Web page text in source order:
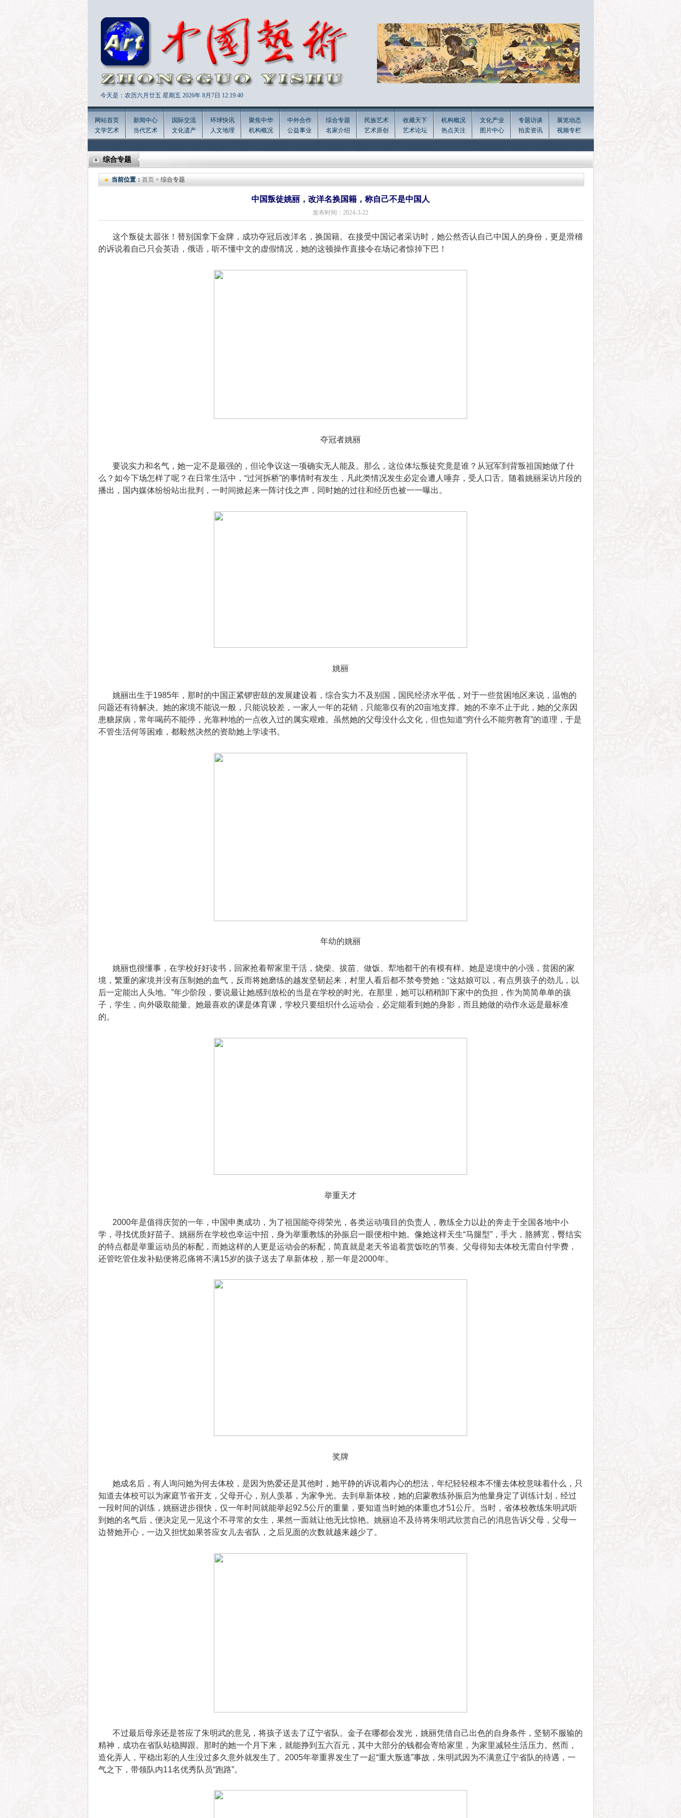
今天是：农历六月廿五 星期五 2026年 8月7日 12:19:42
网站首页
文学艺术
新闻中心
当代艺术
国际交流
文化遗产
环球快讯
人文地理
聚焦中华
机构概况
中外合作
公益事业
综合专题
名家介绍
民族艺术
艺术原创
收藏天下
艺术论坛
机构概况
热点关注
文化产业
图片中心
专题访谈
拍卖资讯
展览动态
视频专栏
综合专题
当前位置： 首页> 综合专题
中国叛徒姚丽，改洋名换国籍，称自己不是中国人
发布时间：2024-3-22
这个叛徒太嚣张！替别国拿下金牌，成功夺冠后改洋名，换国籍。在接受中国记者采访时，她公然否认自己中国人的身份，更是滑稽
的诉说着自己只会英语，俄语，听不懂中文的虚假情况，她的这顿操作直接令在场记者惊掉下巴！
夺冠者姚丽
要说实力和名气，她一定不是最强的，但论争议这一项确实无人能及。那么，这位体坛叛徒究竟是谁？从冠军到背叛祖国她做了什
么？如今下场怎样了呢？在日常生活中，“过河拆桥”的事情时有发生，凡此类情况发生必定会遭人唾弃，受人口舌。随着姚丽采访片段的
播出，国内媒体纷纷站出批判，一时间掀起来一阵讨伐之声，同时她的过往和经历也被一一曝出。
姚丽
姚丽出生于1985年，那时的中国正紧锣密鼓的发展建设着，综合实力不及别国，国民经济水平低，对于一些贫困地区来说，温饱的
问题还有待解决。她的家境不能说一般，只能说较差，一家人一年的花销，只能靠仅有的20亩地支撑。她的不幸不止于此，她的父亲因
患糖尿病，常年喝药不能停，光靠种地的一点收入过的属实艰难。虽然她的父母没什么文化，但也知道“穷什么不能穷教育”的道理，于是
不管生活何等困难，都毅然决然的资助她上学读书。
年幼的姚丽
姚丽也很懂事，在学校好好读书，回家抢着帮家里干活，烧柴、拔苗、做饭、犁地都干的有模有样。她是逆境中的小强，贫困的家
境，繁重的家境并没有压制她的血气，反而将她磨练的越发坚韧起来，村里人看后都不禁夸赞她：“这姑娘可以，有点男孩子的劲儿，以
后一定能出人头地。”年少阶段，要说最让她感到放松的当是在学校的时光。在那里，她可以稍稍卸下家中的负担，作为简简单单的孩
子，学生，向外吸取能量。她最喜欢的课是体育课，学校只要组织什么运动会，必定能看到她的身影，而且她做的动作永远是最标准
的。
举重天才
2000年是值得庆贺的一年，中国申奥成功，为了祖国能夺得荣光，各类运动项目的负责人，教练全力以赴的奔走于全国各地中小
学，寻找优质好苗子。姚丽所在学校也幸运中招，身为举重教练的孙振启一眼便相中她。像她这样天生“马腿型”，手大，胳膊宽，臀结实
的特点都是举重运动员的标配，而她这样的人更是运动会的标配，简直就是老天爷追着赏饭吃的节奏。父母得知去体校无需自付学费，
还管吃管住发补贴便将忍痛将不满15岁的孩子送去了阜新体校，那一年是2000年。
奖牌
她成名后，有人询问她为何去体校，是因为热爱还是其他时，她平静的诉说着内心的想法，年纪轻轻根本不懂去体校意味着什么，只
知道去体校可以为家庭节省开支，父母开心，别人羡慕，为家争光。去到阜新体校，她的启蒙教练孙振启为他量身定了训练计划，经过
一段时间的训练，姚丽进步很快，仅一年时间就能举起92.5公斤的重量，要知道当时她的体重也才51公斤。当时，省体校教练朱明武听
到她的名气后，便决定见一见这个不寻常的女生，果然一面就让他无比惊艳。姚丽迫不及待将朱明武欣赏自己的消息告诉父母，父母一
边替她开心，一边又担忧如果答应女儿去省队，之后见面的次数就越来越少了。
不过最后母亲还是答应了朱明武的意见，将孩子送去了辽宁省队。金子在哪都会发光，姚丽凭借自己出色的自身条件，坚韧不服输的
精神，成功在省队站稳脚跟。那时的她一个月下来，就能挣到五六百元，其中大部分的钱都会寄给家里，为家里减轻生活压力。然而，
造化弄人，平稳出彩的人生没过多久意外就发生了。2005年举重界发生了一起“重大叛逃”事故，朱明武因为不满意辽宁省队的待遇，一
气之下，带领队内11名优秀队员“跑路”。